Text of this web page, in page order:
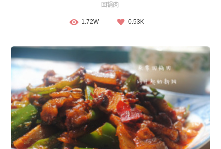
回锅肉
1.72W 0.53K